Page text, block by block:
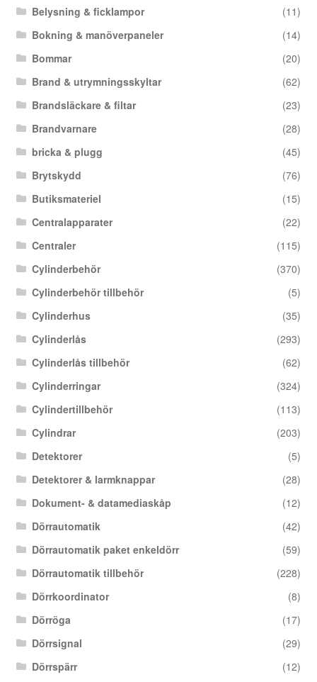
Belysning & ficklampor
(11)
Bokning & manöverpaneler
(14)
Bommar
(20)
Brand & utrymningsskyltar
(62)
Brandsläckare & filtar
(23)
Brandvarnare
(28)
bricka & plugg
(45)
Brytskydd
(76)
Butiksmateriel
(15)
Centralapparater
(22)
Centraler
(115)
Cylinderbehör
(370)
Cylinderbehör tillbehör
(5)
Cylinderhus
(35)
Cylinderlås
(293)
Cylinderlås tillbehör
(62)
Cylinderringar
(324)
Cylindertillbehör
(113)
Cylindrar
(203)
Detektorer
(5)
Detektorer & larmknappar
(28)
Dokument- & datamediaskåp
(12)
Dörrautomatik
(42)
Dörrautomatik paket enkeldörr
(59)
Dörrautomatik tillbehör
(228)
Dörrkoordinator
(8)
Dörröga
(17)
Dörrsignal
(29)
Dörrspärr
(12)